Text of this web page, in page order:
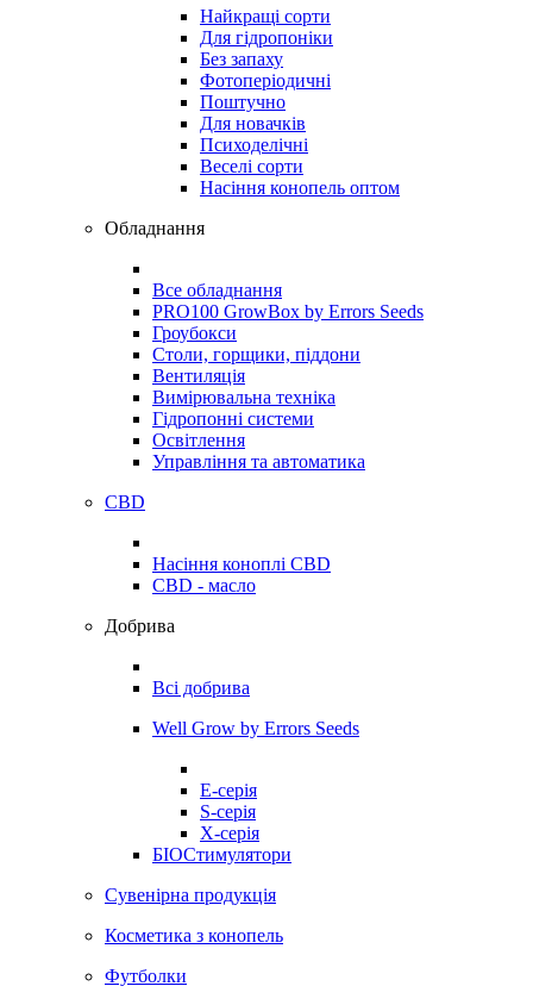
Найкращі сорти
Для гідропоніки
Без запаху
Фотоперіодичні
Поштучно
Для новачків
Психоделічні
Веселі сорти
Насіння конопель оптом
Обладнання
Все обладнання
PRO100 GrowBox by Errors Seeds
Гроубокси
Столи, горщики, піддони
Вентиляція
Вимірювальна техніка
Гідропонні системи
Освітлення
Управління та автоматика
CBD
Насіння коноплі CBD
CBD - масло
Добрива
Всі добрива
Well Grow by Errors Seeds
E-серія
S-серія
X-серія
БІОСтимулятори
Сувенірна продукція
Косметика з конопель
Футболки